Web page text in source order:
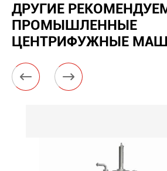
ДРУГИЕ
ПРОМЫШЛЕННЫЕ
ЦЕНТРИФУЖНЫЕ
 